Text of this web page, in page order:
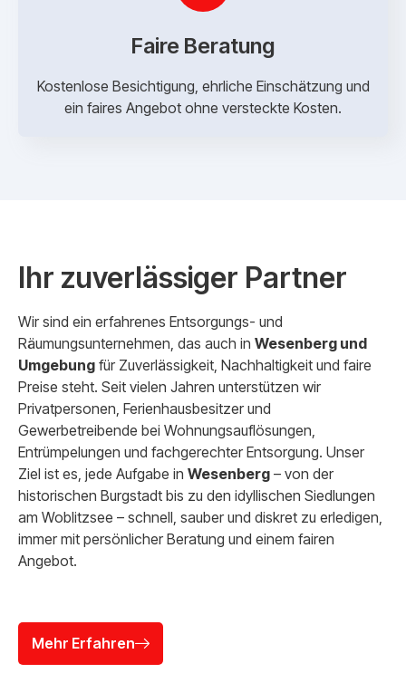
Faire Beratung
Kostenlose Besichtigung, ehrliche Einschätzung und
ein faires Angebot ohne versteckte Kosten.
Ihr zuverlässiger Partner
Wir sind ein erfahrenes Entsorgungs- und
Räumungsunternehmen, das auch in Wesenberg und
Umgebung für Zuverlässigkeit, Nachhaltigkeit und faire
Preise steht. Seit vielen Jahren unterstützen wir
Privatpersonen, Ferienhausbesitzer und
Gewerbetreibende bei Wohnungsauflösungen,
Entrümpelungen und fachgerechter Entsorgung. Unser
Ziel ist es, jede Aufgabe in Wesenberg – von der
historischen Burgstadt bis zu den idyllischen Siedlungen
am Woblitzsee – schnell, sauber und diskret zu erledigen,
immer mit persönlicher Beratung und einem fairen
Angebot.
Mehr Erfahren